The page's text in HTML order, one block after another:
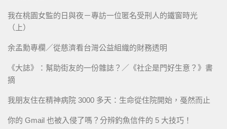
我在桃園女監的日與夜－專訪一位匿名受刑人的鐵窗時光
（上）
余孟勳專欄／從慈濟看台灣公益組織的財務透明
《大誌》：幫助街友的一份雜誌？／《社企是門好生意？》書
摘
我朋友住在精神病院 3000 多天：生命從住院開始，戞然而止
你的 Gmail 也被入侵了嗎？分辨釣魚信件的 5 大技巧！